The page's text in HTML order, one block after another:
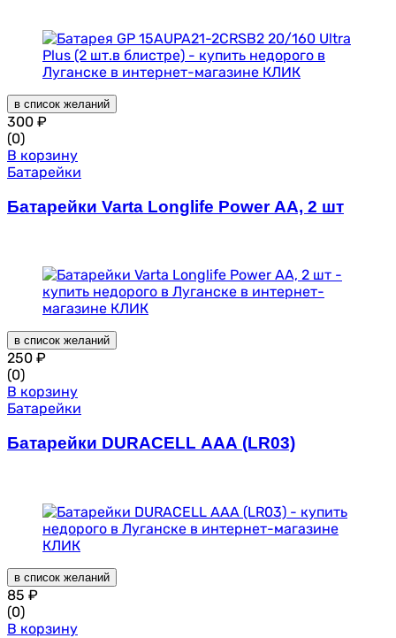
в список желаний
300 ₽
(0)
В корзину
Батарейки
Батарейки Varta Longlife Power AA, 2 шт
в список желаний
250 ₽
(0)
В корзину
Батарейки
Батарейки DURACELL AAA (LR03)
в список желаний
85 ₽
(0)
В корзину